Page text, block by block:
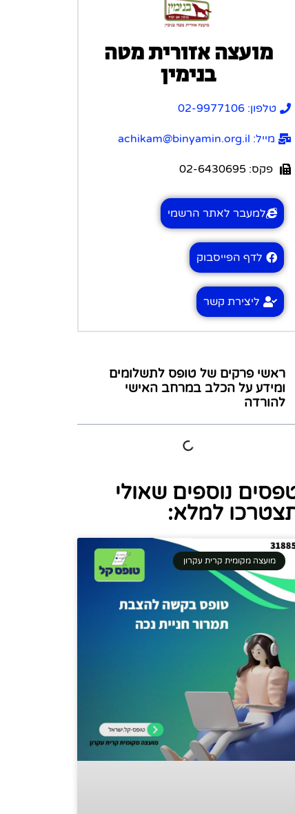
מועצה אזורית מטה
בנימין
טלפון: 02-9977106
מייל: achikam@binyamin.org.il
פקס: 02-6430695
למעבר לאתר הרשמי
לדף הפייסבוק
ליצירת קשר
ראשי פרקים של טופס לתשלומים
ומידע על הכלב במרחב האישי
להורדה
נוספים שאולי
למלא:
מועצה מקומית קרית עקרון